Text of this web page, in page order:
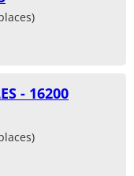
- 16200